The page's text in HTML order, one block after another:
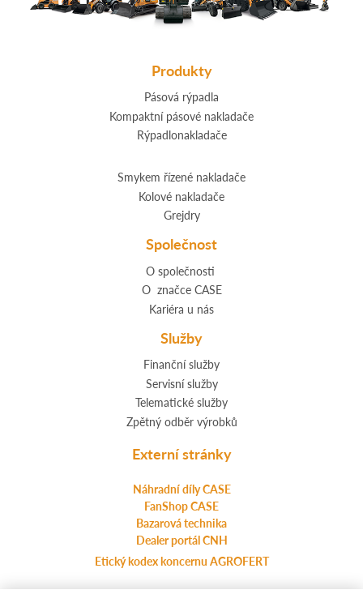
Produkty
Pásová rýpadla
Kompaktní pásové nakladače
Rýpadlonakladače
Smykem řízené nakladače
Kolové nakladače
Grejdry
Společnost
O společnosti
O značce CASE
Kariéra u nás
Služby
Finanční služby
Servisní služby
Telematické služby
Zpětný odběr výrobků
Externí stránky
Náhradní díly CASE
FanShop CASE
Bazarová technika
Dealer portál CNH
Etický kodex koncernu AGROFERT